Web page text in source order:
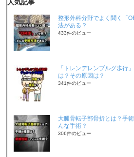
人気記事
整形外科分野でよく聞く「
法がある？
433件のビュー
「トレンデレンブルグ歩行
は？その原因は？
341件のビュー
大腿骨転子部骨折とは？手
んな手術？
306件のビュー